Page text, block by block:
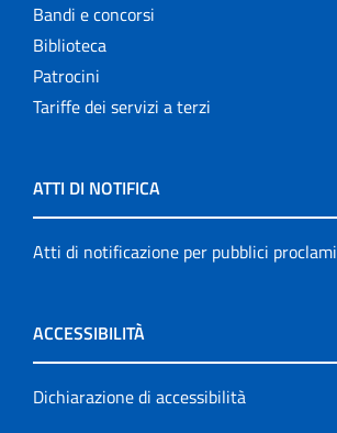
Bandi e concorsi
Biblioteca
Patrocini
Tariffe dei servizi a terzi
ATTI DI NOTIFICA
Atti di notificazione per pubblici proclami
ACCESSIBILITÀ
Dichiarazione di accessibilità